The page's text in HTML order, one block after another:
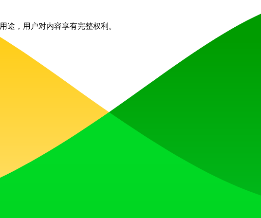
途，用户对内容享有完整权利。
仅需轻点几次即可革新工作流程，收获惊艳成果！立即开启您的创意之旅。
Node.js